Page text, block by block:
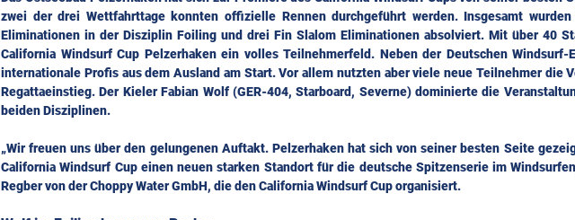
zwei der drei Wettfahrttage konnten offizielle Rennen durchgeführt werden. Insgesamt
Eliminationen in der Disziplin Foiling und drei Fin Slalom Eliminationen absolviert. Mit über 40
California Windsurf Cup Pelzerhaken ein volles Teilnehmerfeld. Neben der Deutschen Windsurf-
internationale Profis aus dem Ausland am Start. Vor allem nutzten aber viele neue Teilnehmer die
Regattaeinstieg. Der Kieler Fabian Wolf (GER-404, Starboard, Severne) dominierte die
beiden Disziplinen.
„Wir freuen uns über den gelungenen Auftakt. Pelzerhaken hat sich von seiner besten Seite
California Windsurf Cup einen neuen starken Standort für die deutsche Spitzenserie im
Regber von der Choppy Water GmbH, die den California Windsurf Cup organisiert.